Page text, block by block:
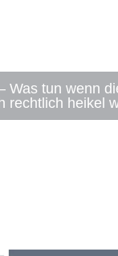
Was tun wenn
rechtlich heikel